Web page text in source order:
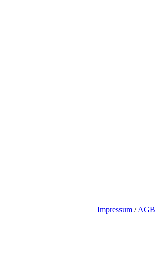
Impressum /AGB